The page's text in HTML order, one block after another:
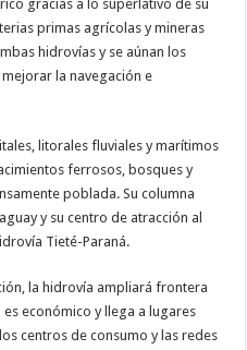
gracias a lo superlativo de su
primas agrícolas y mineras
hidrovías y se aúnan los
la navegación e
litorales fluviales y marítimos
ferrosos, bosques y
poblada. Su columna
y su centro de atracción al
Tieté-Paraná.
la hidrovía ampliará frontera
económico y llega a lugares
centros de consumo y las redes